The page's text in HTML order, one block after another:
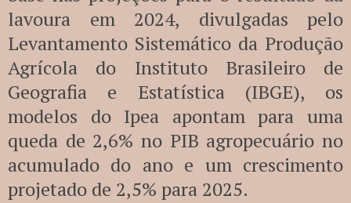
lavoura em 2024, divulgadas pelo
Levantamento Sistemático da Produção
Agrícola do Instituto Brasileiro de
Geografia e Estatística (IBGE), os
modelos do Ipea apontam para uma
queda de 2,6% no PIB agropecuário no
acumulado do ano e um crescimento
projetado de 2,5% para 2025.